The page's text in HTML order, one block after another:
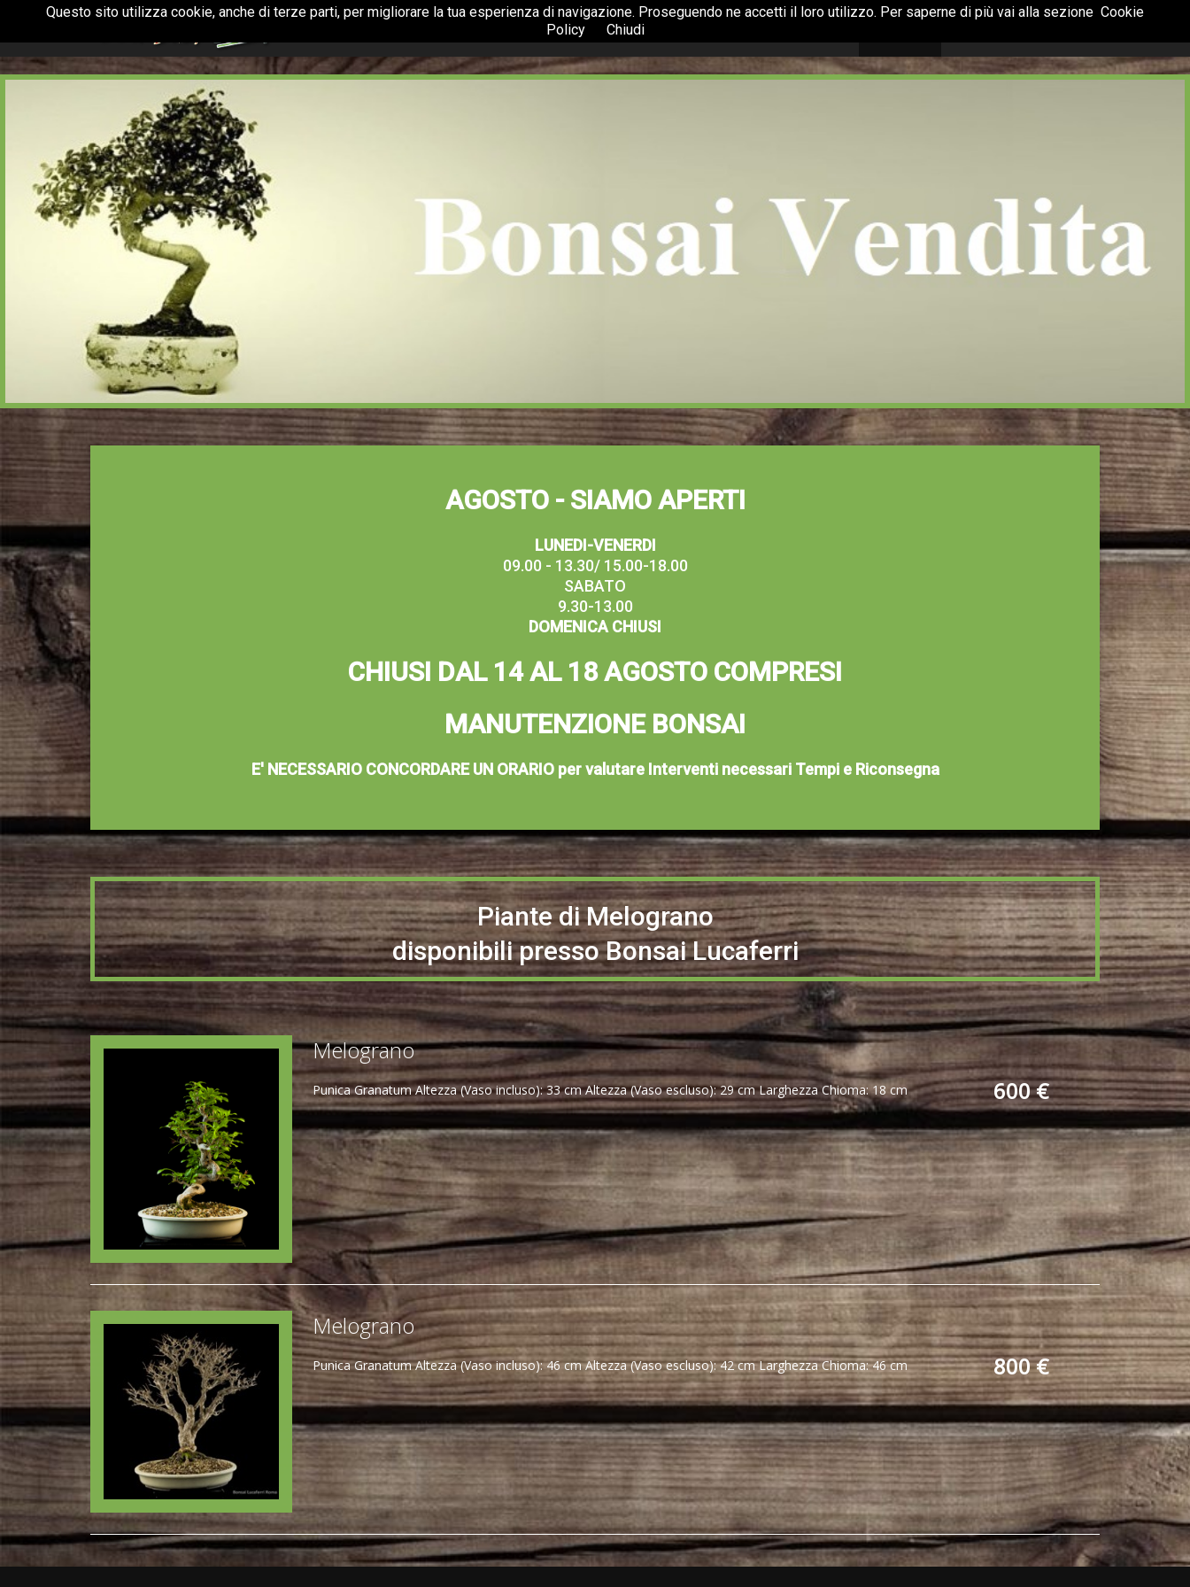
Bonsai Accessori
AGOSTO - SIAMO APERTI
LUNEDI-VENERDI
09.00 - 13.30/ 15.00-18.00
SABATO
9.30-13.00
DOMENICA CHIUSI
CHIUSI DAL 14 AL 18 AGOSTO COMPRESI
MANUTENZIONE BONSAI
E' NECESSARIO CONCORDARE UN ORARIO per valutare Interventi necessari Tempi e Riconsegna
Piante di Melograno
disponibili presso Bonsai Lucaferri
Melograno
600 €
Punica Granatum Altezza (Vaso incluso): 33 cm Altezza (Vaso escluso): 29 cm Larghezza Chioma: 18 cm
Melograno
800 €
Punica Granatum Altezza (Vaso incluso): 46 cm Altezza (Vaso escluso): 42 cm Larghezza Chioma: 46 cm
Questo sito utilizza cookie, anche di terze parti, per migliorare la tua esperienza di navigazione. Proseguendo ne accetti il loro utilizzo. Per saperne di più vai alla sezione Cookie
Policy
Chiudi